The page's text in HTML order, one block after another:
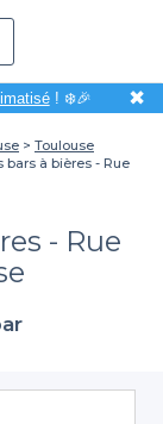
! ❄️🎉 ✖
Toulouse
bars à bières - Rue
- Rue